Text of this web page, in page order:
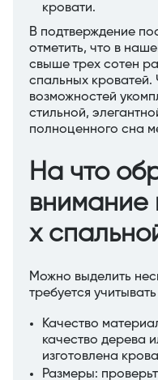
кровати.
В подтверждение
отметить, что в
свыше трех сотен
спальных кроватей.
возможностей
стильной,
полноценного сна
На что
внимание
х
Можно выделить
требуется
Качество
качество дерева
изготовлена
Размеры: